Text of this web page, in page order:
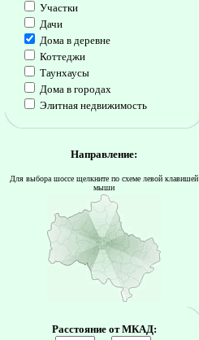
Участки
Дачи
Дома в деревне
Коттеджи
Таунхаусы
Дома в городах
Элитная недвижимость
Направление:
Для выбора шоссе щелкните по схеме левой клавишей
мыши
Расстояние от МКАД: